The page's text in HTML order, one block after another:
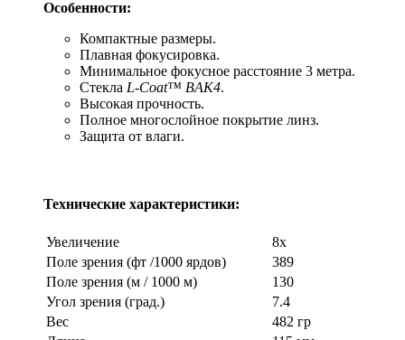
Особенности:
Компактные размеры.
Плавная фокусировка.
Минимальное фокусное расстояние 3 метра.
Стекла L-Coat™ BAK4.
Высокая прочность.
Полное многослойное покрытие линз.
Защита от влаги.
Технические характеристики:
Увеличение
8х
Поле зрения (фт /1000 ярдов)
389
Поле зрения (м / 1000 м)
130
Угол зрения (град.)
7.4
Вес
482 гр